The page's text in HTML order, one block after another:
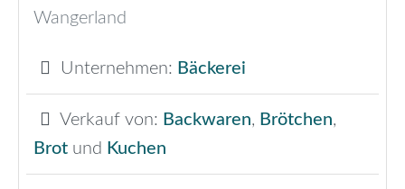
Wangerland
Unternehmen: Bäckerei
Verkauf von: Backwaren, Brötchen,
Brot und Kuchen